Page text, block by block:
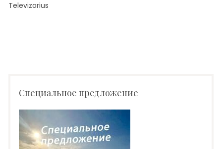
Televizorius
Специальное предложение